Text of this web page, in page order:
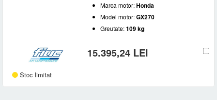
Marca motor:Honda
Model motor:GX270
Greutate:109 kg
15.395,24 LEI
Stoc limitat